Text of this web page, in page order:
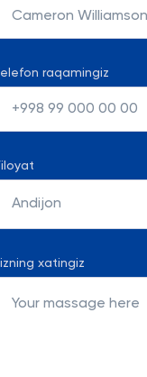
raqamingiz
Andijon
xatingiz